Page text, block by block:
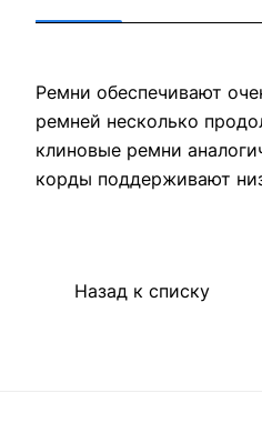
Ремни обеспечивают
ремней несколько
клиновые ремни
корды поддерживают
Назад к списку